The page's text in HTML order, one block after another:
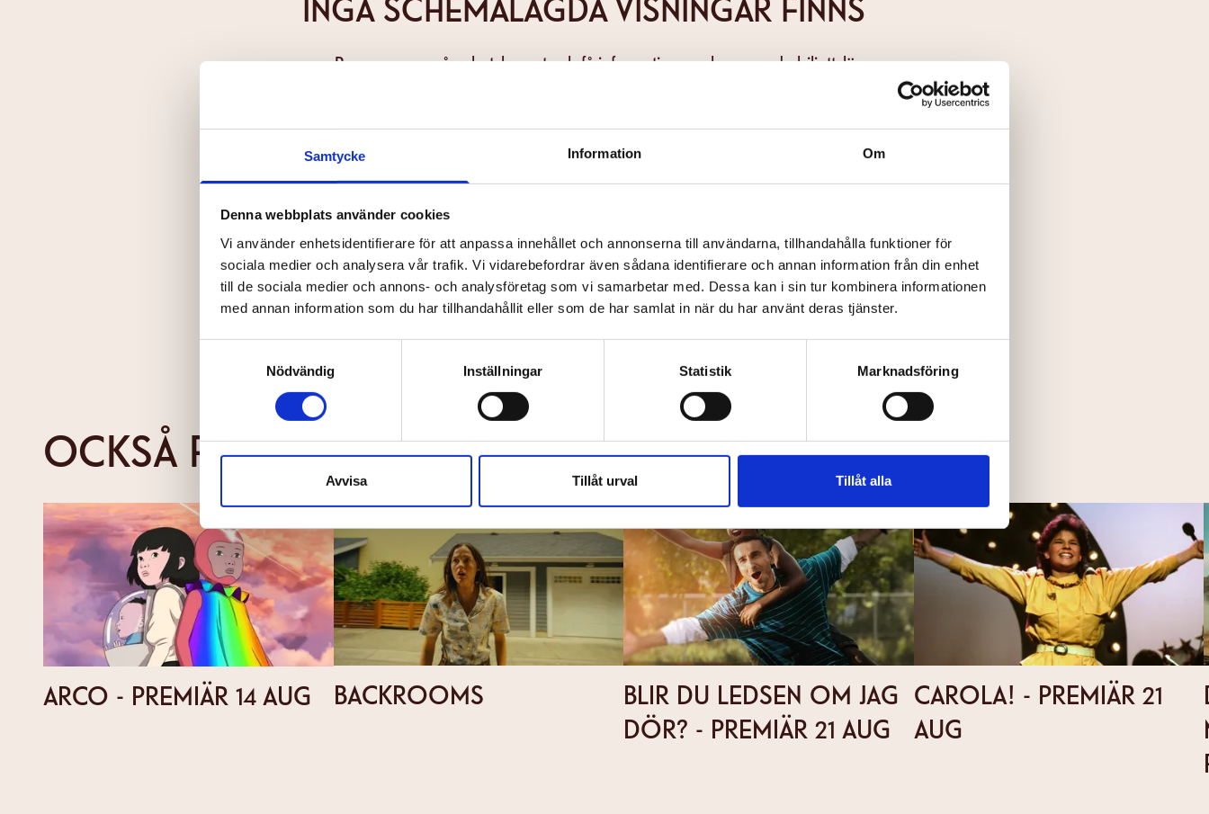
Samtycke Information Om
Denna webbplats använder cookies
Vi använder enhetsidentifierare för att anpassa innehållet och annonserna till användarna, tillhandahålla funktioner för
sociala medier och analysera vår trafik. Vi vidarebefordrar även sådana identifierare och annan information från din enhet
till de sociala medier och annons- och analysföretag som vi samarbetar med. Dessa kan i sin tur kombinera informationen
med annan information som du har tillhandahållit eller som de har samlat in när du har använt deras tjänster.
Nödvändig
Inställningar Statistik Marknadsföring
Avvisa Tillåt urval Tillåt alla
Prenumerera på nyhetsbrevet och få information om kommande biljettsläpp
Din e-post
Jag har läst och godkänner Bio Capitolsintegritetspolicy.*
Skicka
OCKSÅ PÅ CAPITOL
ARCO - PREMIÄR 14 AUG BACKROOMS
BLIR DU LEDSEN OM JAG
DÖR? - PREMIÄR 21 AUG
CAROLA! - PREMIÄR 21
AUG